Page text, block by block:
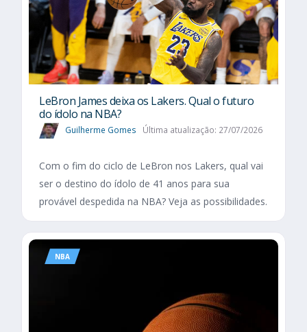
LeBron James deixa os Lakers. Qual o futuro
do ídolo na NBA?
Guilherme Gomes Última atualização: 27/07/2026
Com o fim do ciclo de LeBron nos Lakers, qual vai
ser o destino do ídolo de 41 anos para sua
provável despedida na NBA? Veja as possibilidades.
NBA